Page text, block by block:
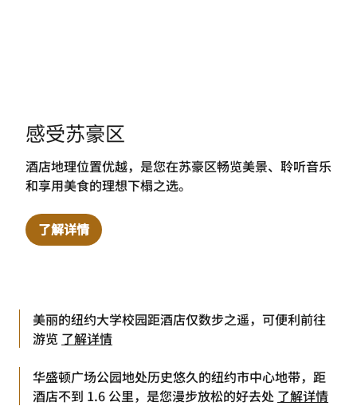
感受苏豪区
酒店地理位置优越，是您在苏豪区畅览美景、聆听音乐
和享用美食的理想下榻之选。
了解详情
美丽的纽约大学校园距酒店仅数步之遥，可便利前往
游览 了解详情
华盛顿广场公园地处历史悠久的纽约市中心地带，距
酒店不到 1.6 公里，是您漫步放松的好去处 了解详情